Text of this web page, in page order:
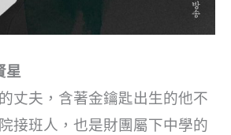
星
丈夫，含著金鑰匙出生的他不
接班人，也是財團屬下中學的